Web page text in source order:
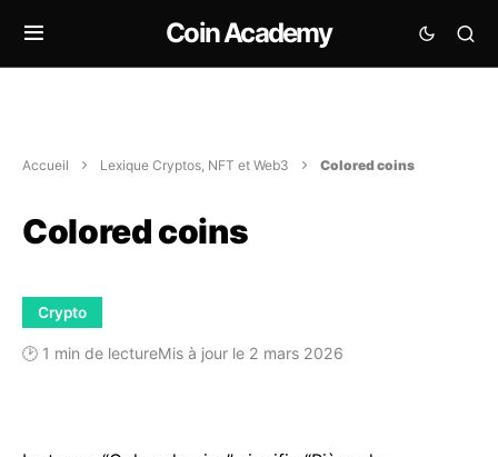
Coin Academy
Accueil Lexique Cryptos, NFT et Web3 Colored coins
Colored coins
Crypto
🕑 1 min de lectureMis à jour le 2 mars 2026